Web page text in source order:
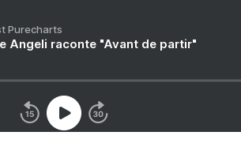
Purecharts
Angeli raconte "Avant de partir"